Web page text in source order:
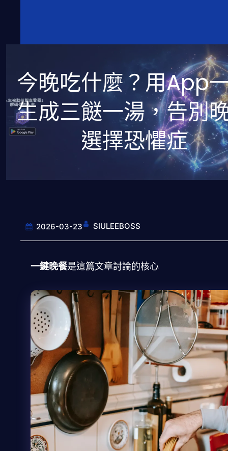
今晚吃什麼？用App
生成三餸一湯，告別
選擇恐懼症
2026-03-23 SIULEEBOSS
一鍵晚餐是這篇文章討論的核心